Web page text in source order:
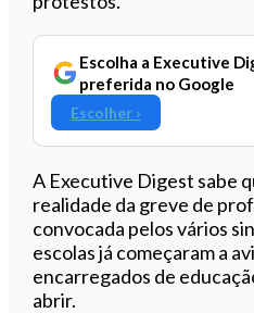
Escolha a Executive
preferida no Google
Escolher ›
A Executive Digest sabe
realidade da greve de
convocada pelos vários
escolas já começaram a
encarregados de
abrir.